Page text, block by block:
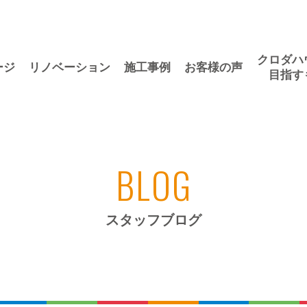
ジ リノベーション 施工事例 お客様の声
クロダハ
目指
BLOG
スタッフブログ